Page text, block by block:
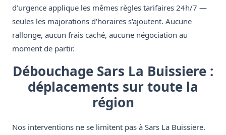
d'urgence applique les mêmes règles tarifaires 24h/7 —
seules les majorations d'horaires s'ajoutent. Aucune
rallonge, aucun frais caché, aucune négociation au
moment de partir.
Débouchage Sars La Buissiere :
déplacements sur toute la
région
Nos interventions ne se limitent pas à Sars La Buissiere.